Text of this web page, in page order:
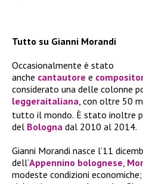
Tutto su Gianni Morandi
Occasionalmente è stato
anche cantautore e
considerato una delle colonne
leggeraitaliana , con oltre 50
tutto il mondo. È stato inoltre
del Bologna dal 2010 al 2014.
Gianni Morandi nasce l’11
dell’Appennino bolognese,
modeste condizioni